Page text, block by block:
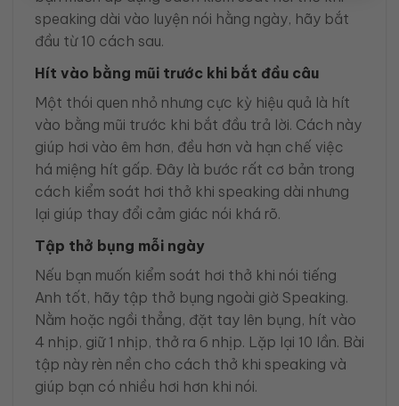
speaking dài vào luyện nói hằng ngày, hãy bắt
đầu từ 10 cách sau.
Hít vào bằng mũi trước khi bắt đầu câu
Một thói quen nhỏ nhưng cực kỳ hiệu quả là hít
vào bằng mũi trước khi bắt đầu trả lời. Cách này
giúp hơi vào êm hơn, đều hơn và hạn chế việc
há miệng hít gấp. Đây là bước rất cơ bản trong
cách kiểm soát hơi thở khi speaking dài nhưng
lại giúp thay đổi cảm giác nói khá rõ.
Tập thở bụng mỗi ngày
Nếu bạn muốn kiểm soát hơi thở khi nói tiếng
Anh tốt, hãy tập thở bụng ngoài giờ Speaking.
Nằm hoặc ngồi thẳng, đặt tay lên bụng, hít vào
4 nhịp, giữ 1 nhịp, thở ra 6 nhịp. Lặp lại 10 lần. Bài
tập này rèn nền cho cách thở khi speaking và
giúp bạn có nhiều hơi hơn khi nói.